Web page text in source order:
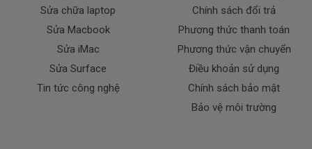
- Tem bảo hành không còn nguyên vẹn.
Cam Kết Chất Lượng Pin Cho Máy
Sửa chữa laptop
Sửa Macbook
Sửa iMac
Sửa Surface
Tin tức công nghệ
Chính sách đổi trả
Phương thức thanh toán
Phương thức vận chuyển
Điều khoản sử dụng
Chính sách bảo mật
Bảo vệ môi trường